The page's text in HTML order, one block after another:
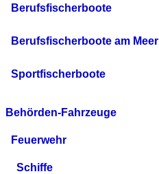
Berufsfischerboote
Berufsfischerboote am Meer
Sportfischerboote
Behörden-Fahrzeuge
Feuerwehr
Schiffe